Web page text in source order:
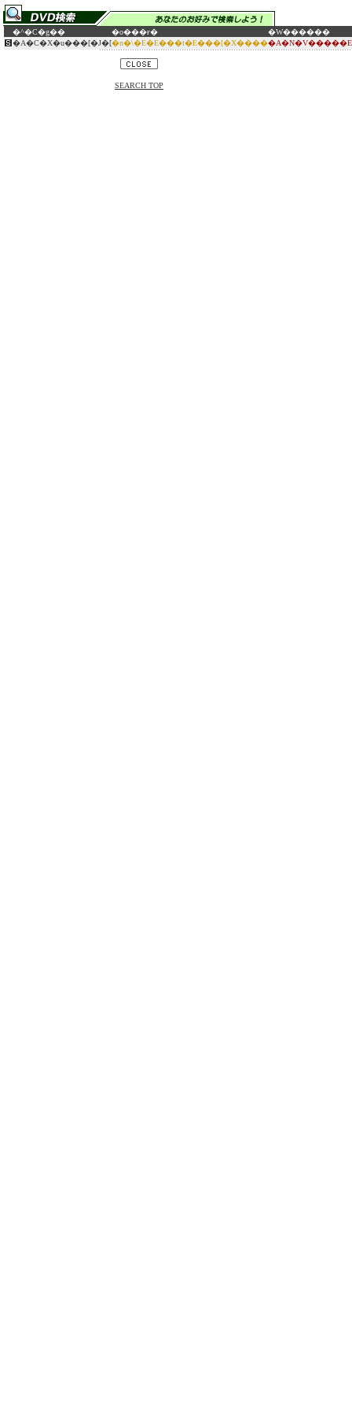
�^�C�g�� �o���ғ�
�W������
�A�C�X�u���[�J�[�n�\�E�E���t�E���[�X����
SEARCH TOP